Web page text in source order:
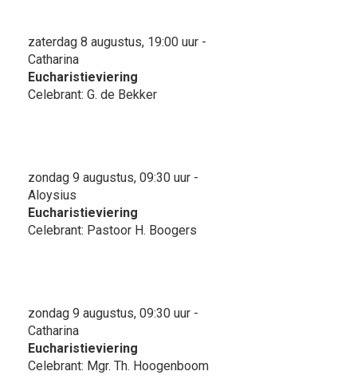
zaterdag 8 augustus, 19:00 uur -
Catharina
Eucharistieviering
Celebrant: G. de Bekker
zondag 9 augustus, 09:30 uur -
Aloysius
Eucharistieviering
Celebrant: Pastoor H. Boogers
zondag 9 augustus, 09:30 uur -
Catharina
Eucharistieviering
Celebrant: Mgr. Th. Hoogenboom